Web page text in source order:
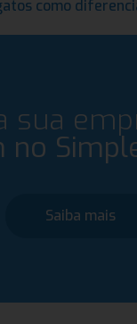
como
sua
no
Saiba mais